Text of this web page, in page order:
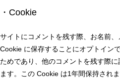
・Cookie
サイトにコメントを残す際、お名前
Cookie に保存することにオプトイン
ためであり、他のコメントを残す際
ます。この Cookie は1年間保持され